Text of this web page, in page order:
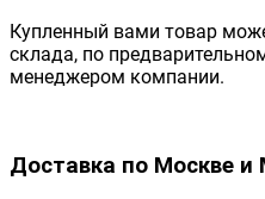
Купленный вами товар
склада, по
менеджером компании.
Доставка по Москве и